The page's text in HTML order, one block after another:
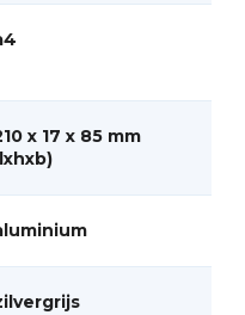
x 17 x 85 mm